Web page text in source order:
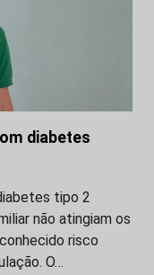
diabetes
tipo 2
não atingiam os
risco
O…